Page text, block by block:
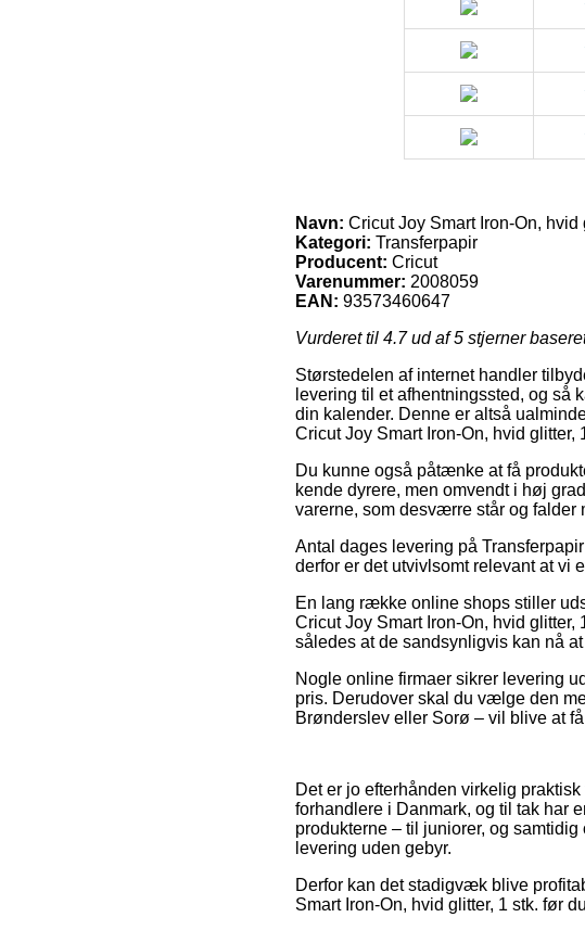
Navn: Cricut Joy Smart Iron-On, hvid
Kategori: Transferpapir
Producent: Cricut
Varenummer: 2008059
EAN: 93573460647
Vurderet til 4.7ud af 5 stjerner
Størstedelen af internet handler
levering til et afhentningssted, og så
din kalender. Denne er altså
Cricut Joy Smart Iron-On, hvid glitter,
Du kunne også påtænke at få
kende dyrere, men omvendt i høj
varerne, som desværre står og falder
Antal dages levering på
derfor er det utvivlsomt relevant at vi
En lang række online shops stiller
Cricut Joy Smart Iron-On, hvid
således at de sandsynligvis kan nå
Nogle online firmaer sikrer levering
pris. Derudover skal du vælge den
Brønderslev eller Sorø – vil blive at
Det er jo efterhånden virkelig
forhandlere i Danmark, og til tak har
produkterne – til juniorer, og
levering uden gebyr.
Derfor kan det stadigvæk blive
Smart Iron-On, hvid glitter, 1 stk. før